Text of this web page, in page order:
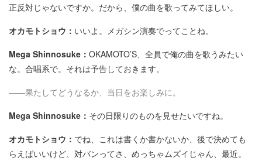
正反対じゃないですか。だから、僕の曲を歌ってみてほしい。
オカモトショウ： いいよ。メガシン演奏でってことね。
Mega Shinnosuke： OKAMOTO’S、全員で俺の曲を歌うみたい
な。合唱系で。それは予告しておきます。
――果たしてどうなるか、当日をお楽しみに。
Mega Shinnosuke： その日限りのものを見せたいですね。
オカモトショウ： でね、これは書くか書かないか、後で決めても
らえばいいけど、対バンってさ、めっちゃムズイじゃん、最近。